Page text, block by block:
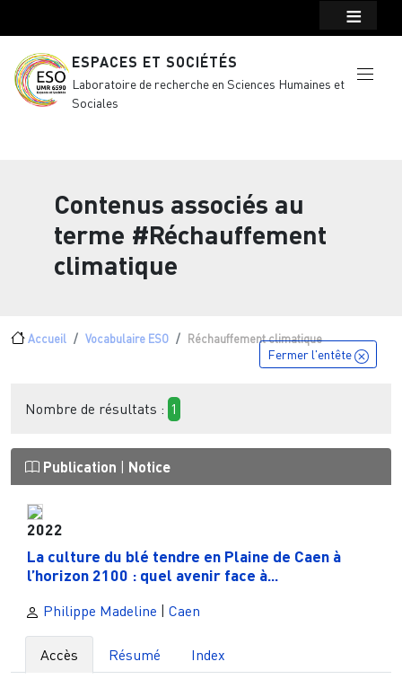
ESPACES ET SOCIÉTÉS
Laboratoire de recherche en Sciences Humaines et
Sociales
Contenus associés au
terme #Réchauffement
climatique
Fil d'Ariane
Accueil Vocabulaire ESO Réchauffement climatique
Fermer l'entête
Nombre de résultats : 1
Publication Notice
2022
La culture du blé tendre en Plaine de Caen à
l’horizon 2100 : quel avenir face à...
Philippe Madeline Caen
Accès Résumé Index